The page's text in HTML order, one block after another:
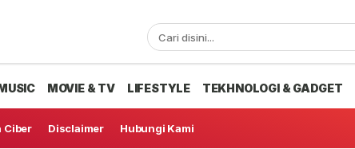
MOVIE & TV LIFESTYLE TEKHNOLOGI & GADGET
Ciber Disclaimer Hubungi Kami